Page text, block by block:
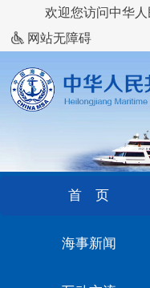
欢迎您访问中华人
网站无障碍
首 页
海事新闻